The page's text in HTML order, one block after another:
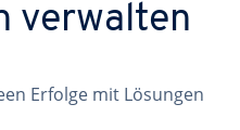
verwalten
Erfolge mit Lösungen